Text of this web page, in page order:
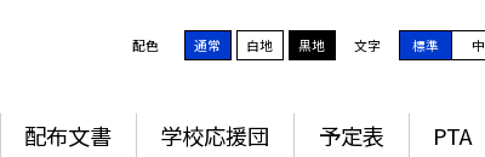
配色 通常 白地 黒地 文字 標準 中
配布文書 学校応援団 予定表 PTA